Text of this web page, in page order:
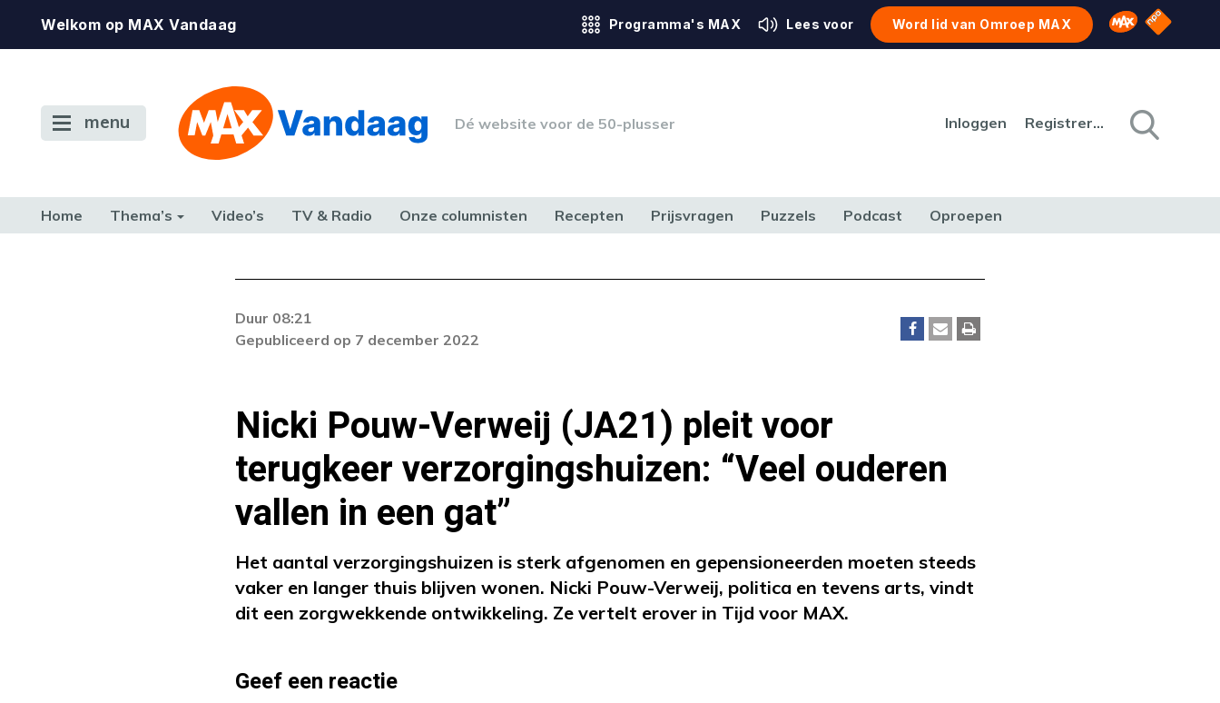
Welkom op MAX Vandaag Programma's MAX Lees voor Word lid van Omroep MAX Omroep MAX
NPO
menu Dé website voor de 50-plusser Inloggen Registreren
Home Thema’s Video’s TV & Radio Onze columnisten Recepten Prijsvragen Puzzels Podcast Oproepen
De gewenste stream is op dit moment niet
beschikbaar. Als het probleem zich blijft voordoen,
Duur 08:21
Gepubliceerd op 7 december 2022
Nicki Pouw-Verweij (JA21) pleit voor
terugkeer verzorgingshuizen: “Veel ouderen
vallen in een gat”
Het aantal verzorgingshuizen is sterk afgenomen en gepensioneerden moeten steeds
vaker en langer thuis blijven wonen. Nicki Pouw-Verweij, politica en tevens arts, vindt
dit een zorgwekkende ontwikkeling. Ze vertelt erover in Tijd voor MAX.
Geef een reactie